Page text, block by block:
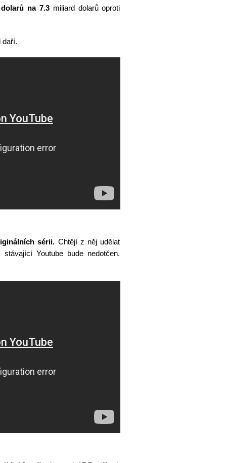
na 7.3miliard dolarů oproti
daří.
sérii. Chtějí z něj udělat
Youtube bude nedotčen.